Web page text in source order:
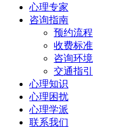
心理专家
咨询指南
预约流程
收费标准
咨询环境
交通指引
心理知识
心理困扰
心理学派
联系我们